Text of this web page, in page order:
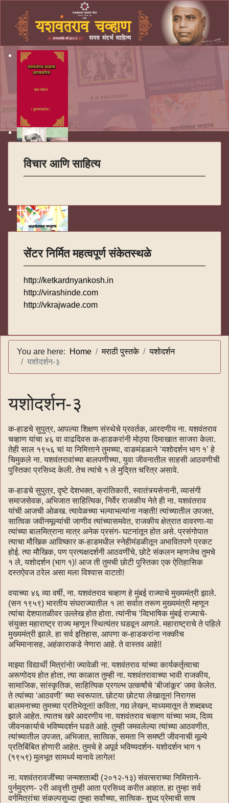
विचार आणि साहित्य
सेंटर निर्मित महत्वपूर्ण संकेतस्थळे
http://ketkardnyankosh.in
http://virashinde.com
http://vkrajwade.com
You are here: Home मराठी पुस्तके
यशोदर्शन
यशोदर्शन-३
यशोदर्शन-३
क-हाडचे सुपुत्र, आपल्या शिक्षण संस्थेचे प्रवर्तक, आरदणीय ना. यशवंतराव
चव्हाण यांचा ४६ वा वाढदिवस क-हाडकरांनी मोठ्या दिमाखात साजरा केला.
तेही साल १९५६ च! या निमित्ताने तुमच्या, वाङमंडळाने ‘यशोदर्शन भाग १’ हे
चिमुकले ना. यशवंतरावांच्या बालपणीच्या, युवा जीवनातील साहसी आठवणीची
पुस्तिका प्रसिध्द केली. तेच त्यांचे १ ले मुद्रित चरित्र असावे.
क-हाडचे सुपुत्र, दृष्टे देशभक्त, क्रांतिकारी, स्वातंत्र्यसेनानी, व्यासंगी
समाजसेवक, अभिजात साहित्यिक, निर्वेर राजकीय नेते ही ना. यशवंतराव
यांची आजची ओळख. त्यावेळच्या भल्याभल्यांना नव्हती! त्यांच्यातील उपजत,
सात्विक जवीनमूल्यांची जाणीव त्यांच्यासमवेत, राजकीय क्षेत्रात वावरणा-या
त्यांच्या बालमित्राना मात्र अनेक प्रसंग- घटनांतून होत असे. प्रसंगोपात
त्याचा मौखिक आविष्कार क-हाडमधील स्नेहीमंडळीतून अभावितपणे प्रकट
होई. त्या मौखिक, पण प्रत्यक्षदर्शनी आठवणींचे, छोटे संकलन म्हणजेच तुमचे
१ ले, यशोदर्शन (भाग १)! आज ती तुमची छोटी पुस्तिका एक ऐतिहासिक
दस्तऐवज ठरेल असा मला विश्वास वाटतो!
वयाच्या ४६ व्या वर्षी, ना. यशवंतराव चव्हाण हे मुंबई राज्याचे मुख्यमंत्री झाले.
(सन १९५९) भारतीय संघराज्यातील १ ला सर्वात तरूण मुख्यमंत्री म्हणून
त्यांचा देशपातळीवर उल्लेख होत होता. त्यांनीच ‘व्दिभाषिक मुंबई राज्याचे-
संयुक्त महाराष्ट्र राज्य म्हणून स्थित्यंतर घडवून आणले. महाराष्ट्राचे ते पहिले
मुख्यमंत्री झाले. हा सर्व इतिहास, आपणा क-हाडकरांना नक्कीच
अभिमानासह, अहंकाराकडे नेणारा आहे. ते वास्तव आहे!!
माझ्या विद्यार्थी मित्रांनो! ज्यावेळी ना. यशवंतराव यांच्या कार्यकर्तृत्वाचा
अरूणोदय होत होता, त्या काळात तुम्ही ना. यशवंतरावाच्या भावी राजकीय,
सामाजिक, सांस्कृतिक, साहित्यिक प्रगल्भ उत्कर्षांचे ‘बीजांकूर’ जमा केलेत.
ते त्यांच्या ‘आठवणी’ च्या स्वरूपात. छोटया छोटया लेखातून! निरागस
बालमनाच्या तुमच्या प्रतिभेतून!! कविता, गद्य लेखन, माध्यमातून ते शब्दबध्द
झाले आहेत. त्यातच खरे आदरणीय ना. यशवंतराव चव्हाण यांच्या भव्य, दिव्य
जीवनकार्याचे भविष्यदर्शन घडते आहे. तुम्ही जमवलेल्या त्यांच्या आठवणीत,
त्यांच्यातील उपजत, अभिजात, सात्विक, समता नि समष्टी जीवनाची मूल्ये
प्रतिबिंबित होणारी आहेत. तुमचे हे अपूर्व भविष्यदर्शन- यशोदर्शन भाग १
(१९५९) मुलभूत सामर्थ्य मानावे लागेल!
ना. यशवंतरावजींच्या जन्मशताब्दी (२०१२-१३) संवत्सराच्या निमित्ताने-
पुर्नमुद्रण- २री आवृत्ती तुम्ही आता प्रसिध्द करीत आहात. हा तुम्हा सर्व
वर्गमित्रांचा संकल्पसुध्दा तुम्हा सर्वांच्या, सात्विक- शुध्द प्रेमाची साष